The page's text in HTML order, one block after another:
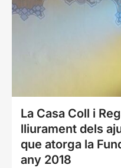
La Casa Coll i
lliurament dels
que atorga la
any 2018